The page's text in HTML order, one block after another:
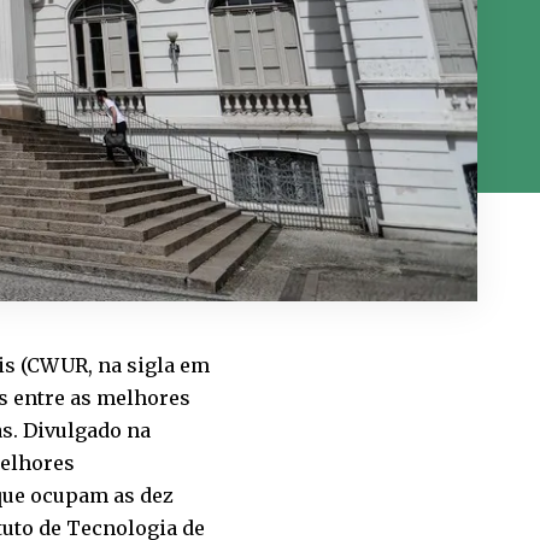
(CWUR, na sigla em
entre as melhores
Divulgado na
ocupam as dez
de Tecnologia de